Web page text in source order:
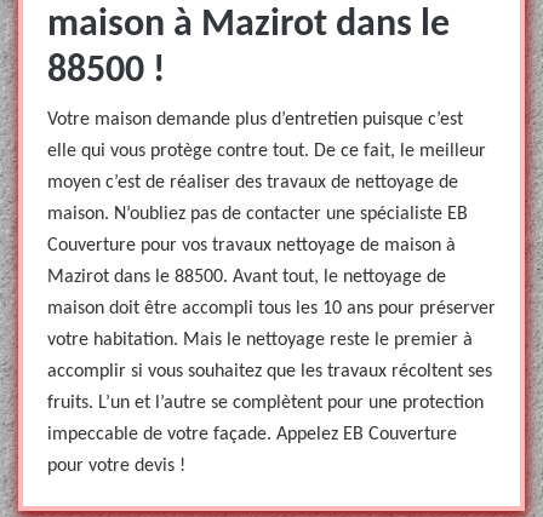
maison à Mazirot dans le
88500 !
Votre maison demande plus d’entretien puisque c’est
elle qui vous protège contre tout. De ce fait, le meilleur
moyen c’est de réaliser des travaux de nettoyage de
maison. N’oubliez pas de contacter une spécialiste EB
Couverture pour vos travaux nettoyage de maison à
Mazirot dans le 88500. Avant tout, le nettoyage de
maison doit être accompli tous les 10 ans pour préserver
votre habitation. Mais le nettoyage reste le premier à
accomplir si vous souhaitez que les travaux récoltent ses
fruits. L’un et l’autre se complètent pour une protection
impeccable de votre façade. Appelez EB Couverture
pour votre devis !